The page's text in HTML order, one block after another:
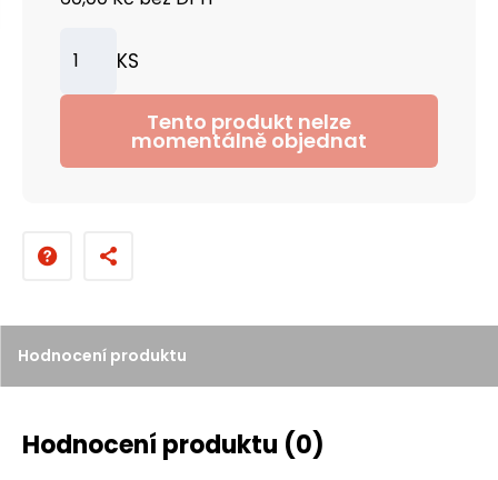
m
n
č
e
t
KS
Tento produkt nelze
momentálně objednat
Hodnocení produktu
Hodnocení produktu (0)